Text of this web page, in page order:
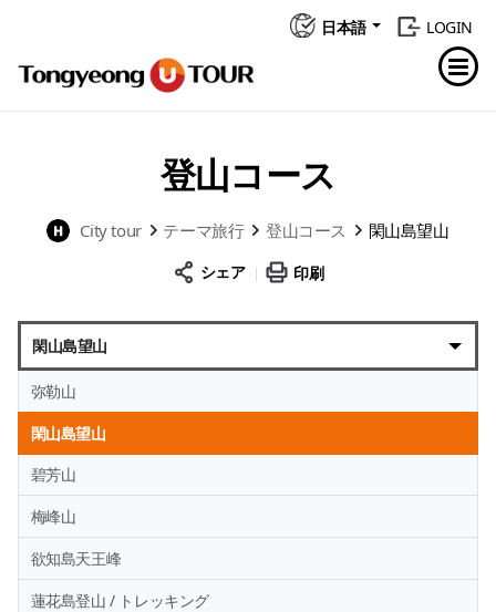
日本語 LOGIN
登山コース
City tour テーマ旅行 登山コース 閑山島望山
シェア 印刷
閑山島望山
弥勒山
閑山島望山
碧芳山
梅峰山
欲知島天王峰
蓮花島登山 / トレッキング